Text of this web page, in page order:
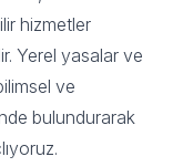
hizmetler
Yerel yasalar ve
ve
bulundurarak